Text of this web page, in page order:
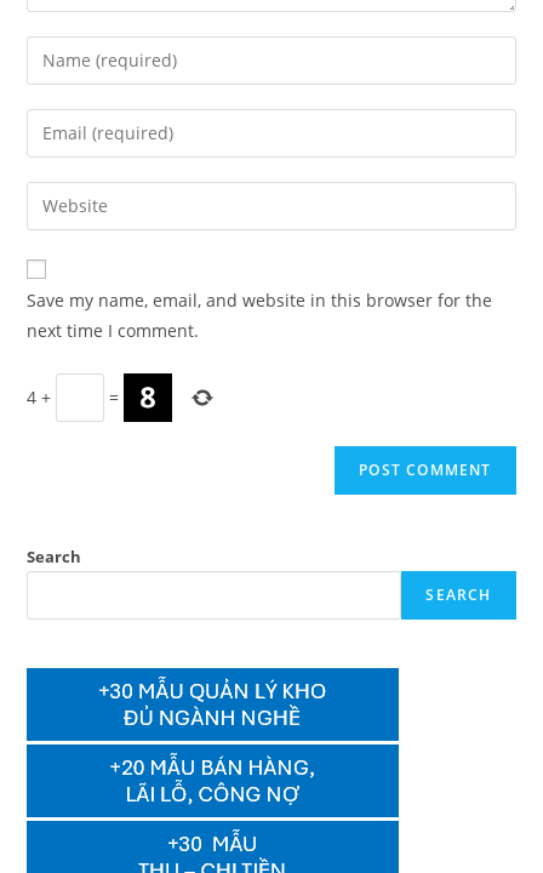
Enter
your
name
comment
Enter
your
email
address
comment
Enter
your
website
URL
(optional)
Save my name, email, and website in this browser for the
next time I comment.
4 + =
Search
SEARCH